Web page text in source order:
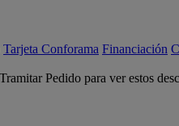
Tarjeta Conforama Financiación
Pedido para ver estos